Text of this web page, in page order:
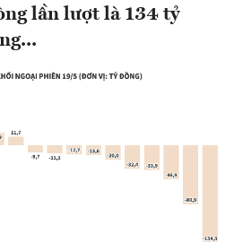
lần lượt là 134 tỷ